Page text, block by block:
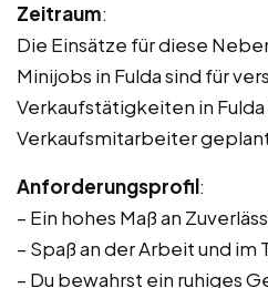
Zeitraum:
Die Einsätze für diese
Minijobs in Fulda sind für
Verkaufstätigkeiten in
Verkaufsmitarbeiter
Anforderungsprofil:
– Ein hohes Maß an
– Spaß an der Arbeit und im
– Du bewahrst ein ruhiges